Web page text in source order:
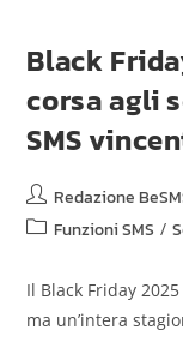
Black
corsa agli
SMS
Redazione
Funzioni SMS /
Il Black Friday
ma un’intera